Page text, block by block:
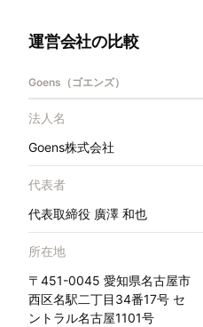
運営会社の比較
Goens（ゴエンズ）
法人名
Goens株式会社
代表者
代表取締役 廣澤 和也
所在地
〒451-0045 愛知県名古屋市
西区名駅二丁目34番17号 セ
ントラル名古屋1101号